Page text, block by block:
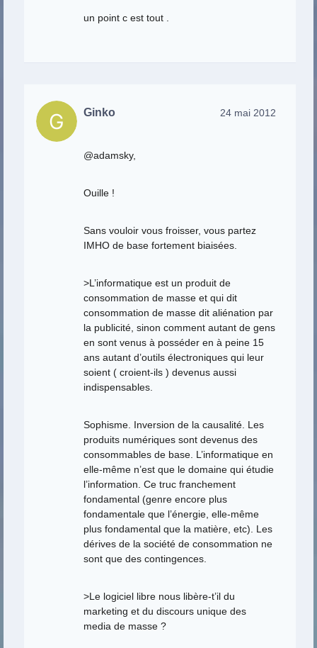
un point c est tout .
Ginko 24 mai 2012
@adamsky,
Ouille !
Sans vouloir vous froisser, vous partez
IMHO de base fortement biaisées.
>L’informatique est un produit de
consommation de masse et qui dit
consommation de masse dit aliénation par
la publicité, sinon comment autant de gens
en sont venus à posséder en à peine 15
ans autant d’outils électroniques qui leur
soient ( croient-ils ) devenus aussi
indispensables.
Sophisme. Inversion de la causalité. Les
produits numériques sont devenus des
consommables de base. L’informatique en
elle-même n’est que le domaine qui étudie
l’information. Ce truc franchement
fondamental (genre encore plus
fondamentale que l’énergie, elle-même
plus fondamental que la matière, etc). Les
dérives de la société de consommation ne
sont que des contingences.
>Le logiciel libre nous libère-t’il du
marketing et du discours unique des
media de masse ?